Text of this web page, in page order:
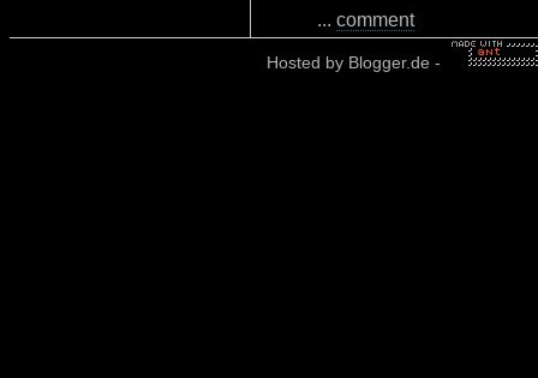
... comment
Hosted by Blogger.de -